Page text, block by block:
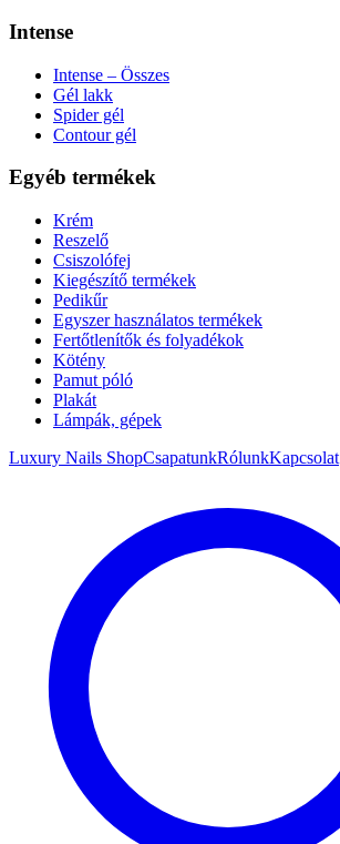
Intense
Intense – Összes
Gél lakk
Spider gél
Contour gél
Egyéb termékek
Krém
Reszelő
Csiszolófej
Kiegészítő termékek
Pedikűr
Egyszer használatos termékek
Fertőtlenítők és folyadékok
Kötény
Pamut póló
Plakát
Lámpák, gépek
Luxury Nails ShopCsapatunkRólunkKapcsolat